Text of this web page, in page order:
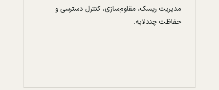
مدیریت ریسک، مقاوم‌سازی، کنترل دسترسی و
حفاظت چندلایه.